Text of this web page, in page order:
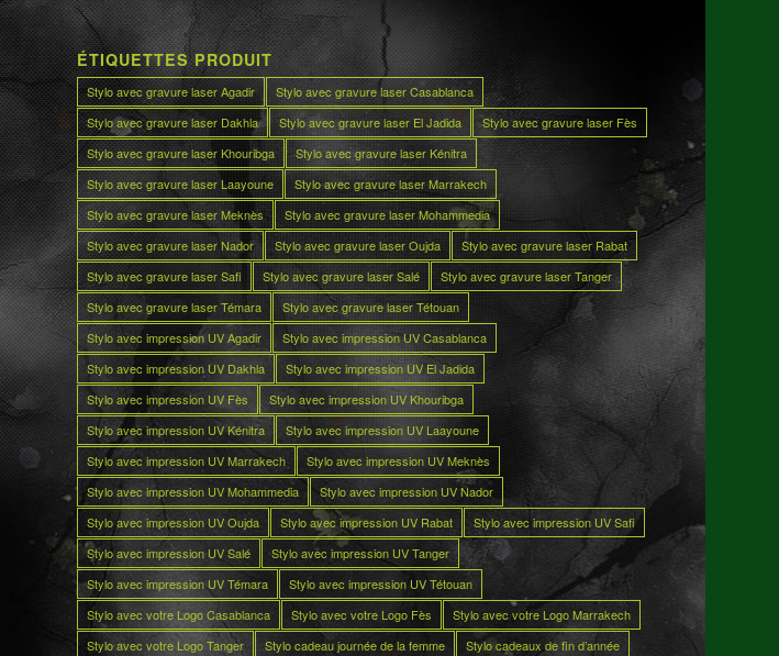
ÉTIQUETTES PRODUIT
Stylo avec gravure laser Agadir
Stylo avec gravure laser Casablanca
Stylo avec gravure laser Dakhla
Stylo avec gravure laser El Jadida
Stylo avec gravure laser Fès
Stylo avec gravure laser Khouribga
Stylo avec gravure laser Kénitra
Stylo avec gravure laser Laayoune
Stylo avec gravure laser Marrakech
Stylo avec gravure laser Meknès
Stylo avec gravure laser Mohammedia
Stylo avec gravure laser Nador
Stylo avec gravure laser Oujda
Stylo avec gravure laser Rabat
Stylo avec gravure laser Safi
Stylo avec gravure laser Salé
Stylo avec gravure laser Tanger
Stylo avec gravure laser Témara
Stylo avec gravure laser Tétouan
Stylo avec impression UV Agadir
Stylo avec impression UV Casablanca
Stylo avec impression UV Dakhla
Stylo avec impression UV El Jadida
Stylo avec impression UV Fès
Stylo avec impression UV Khouribga
Stylo avec impression UV Kénitra
Stylo avec impression UV Laayoune
Stylo avec impression UV Marrakech
Stylo avec impression UV Meknès
Stylo avec impression UV Mohammedia
Stylo avec impression UV Nador
Stylo avec impression UV Oujda
Stylo avec impression UV Rabat
Stylo avec impression UV Safi
Stylo avec impression UV Salé
Stylo avec impression UV Tanger
Stylo avec impression UV Témara
Stylo avec impression UV Tétouan
Stylo avec votre Logo Casablanca
Stylo avec votre Logo Fès
Stylo avec votre Logo Marrakech
Stylo avec votre Logo Tanger
Stylo cadeau journée de la femme
Stylo cadeaux de fin d’année